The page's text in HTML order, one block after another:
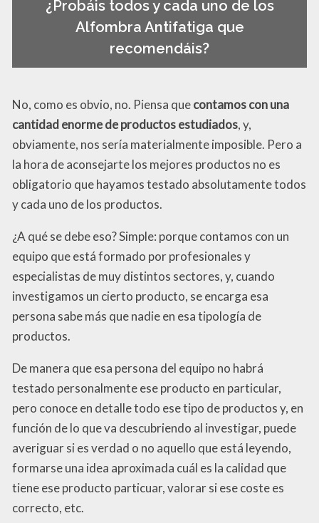
¿Probáis todos y cada uno de los
Alfombra Antifatiga que
recomendáis?
No, como es obvio, no. Piensa quecontamos con una
cantidad enorme de productos estudiados, y,
obviamente, nos sería materialmente imposible. Pero a
la hora de aconsejarte los mejores productos no es
obligatorio que hayamos testado absolutamente todos
y cada uno de los productos.
¿A qué se debe eso? Simple: porque contamos con un
equipo que está formado por profesionales y
especialistas de muy distintos sectores, y, cuando
investigamos un cierto producto, se encarga esa
persona sabe más que nadie en esa tipología de
productos.
De manera que esa persona del equipo no habrá
testado personalmente ese producto en particular,
pero conoce en detalle todo ese tipo de productos y, en
función de lo que va descubriendo al investigar, puede
averiguar si es verdad o no aquello que está leyendo,
formarse una idea aproximada cuál es la calidad que
tiene ese producto particuar, valorar si ese coste es
correcto, etc.